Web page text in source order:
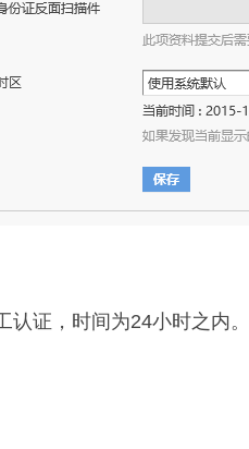
认证，时间为24小时之内。